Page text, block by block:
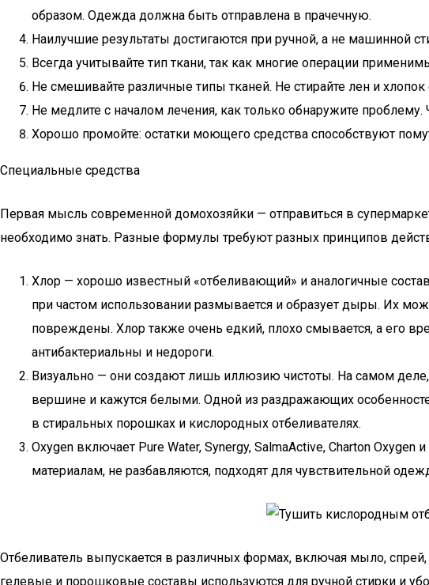
образом. Одежда должна быть отправлена в прачечную.
Наилучшие результаты достигаются при ручной, а не машинной
Всегда учитывайте тип ткани, так как многие операции
Не смешивайте различные типы тканей. Не стирайте лен и
Не медлите с началом лечения, как только обнаружите
Хорошо промойте: остатки моющего средства способствуют
Специальные средства
Первая мысль современной домохозяйки — отправиться в
необходимо знать. Разные формулы требуют разных принципов
Хлор — хорошо известный «отбеливающий» и аналогичные
при частом использовании размывается и образует дыры. Их
повреждены. Хлор также очень едкий, плохо смывается, а его
антибактериальны и недороги.
Визуально — они создают лишь иллюзию чистоты. На самом
вершине и кажутся белыми. Одной из раздражающих
в стиральных порошках и кислородных отбеливателях.
Oxygen включает Pure Water, Synergy, SalmaActive, Charton
материалам, не разбавляются, подходят для чувствительной
Отбеливатель выпускается в различных формах, включая мыло,
гелевые и порошковые составы используются для ручной стирки и